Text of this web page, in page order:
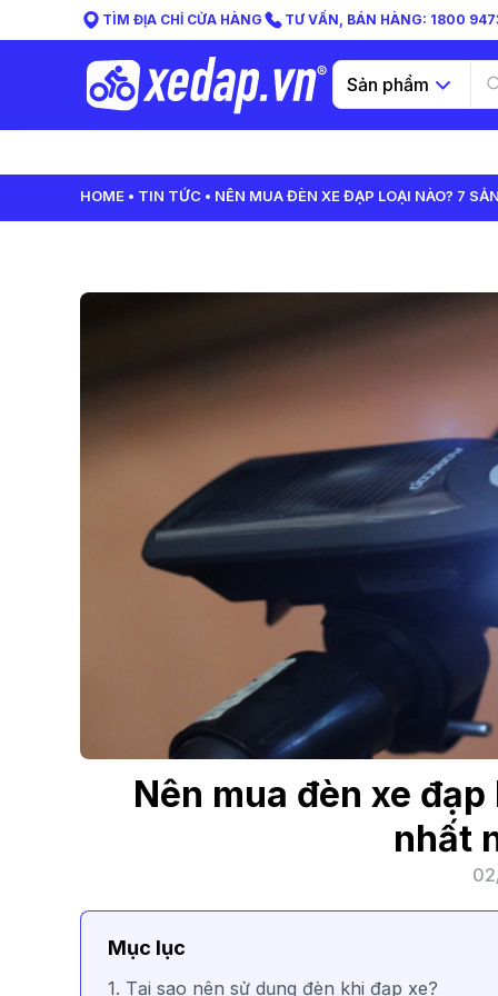
TÌM ĐỊA CHỈ CỬA HÀNG TƯ VẤN, BÁN HÀNG: 1800
Sản phẩm
HOME TIN TỨC NÊN MUA ĐÈN XE ĐẠP LOẠI NÀO? 7
Nên mua đèn xe
nhất
Mục lục
1. Tại sao nên sử dụng đèn khi đạp xe?